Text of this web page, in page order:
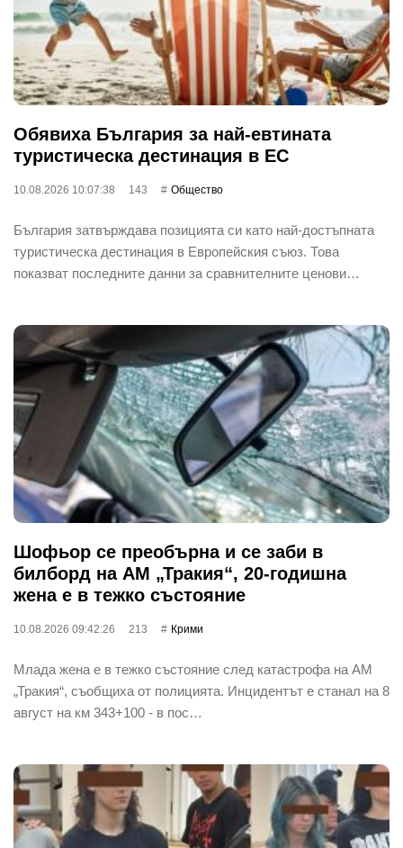
Обявиха България за най-евтината
туристическа дестинация в ЕС
10.08.2026 10:07:38 143 Общество
България затвърждава позицията си като най-достъпната
туристическа дестинация в Европейския съюз. Това
показват последните данни за сравнителните ценови…
Шофьор се преобърна и се заби в
билборд на АМ „Тракия“, 20-годишна
жена е в тежко състояние
10.08.2026 09:42:26 213 Крими
Млада жена е в тежко състояние след катастрофа на АМ
„Тракия“, съобщиха от полицията. Инцидентът е станал на 8
август на км 343+100 - в пос…